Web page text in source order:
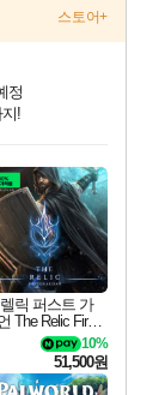
스토어+
보세요!
보세요!
식출시!
려한 격투!
!
예약하세요!
만나보세요!
보세요!
나보세요!
릭 퍼스트 가
The Relic First
10%
51,500원